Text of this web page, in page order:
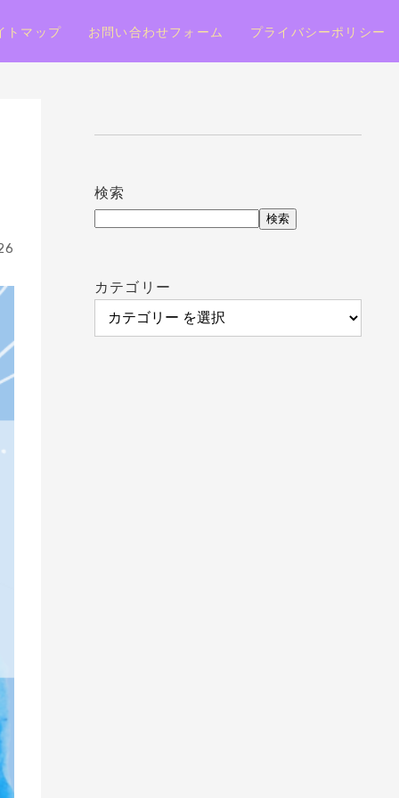
トマップ お問い合わせフォーム プライバシーポリシー
検索
検索
カテゴリー